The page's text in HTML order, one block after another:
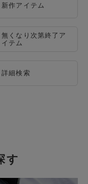
新作アイテム
無くなり次第終了ア
イテム
詳細検索
す